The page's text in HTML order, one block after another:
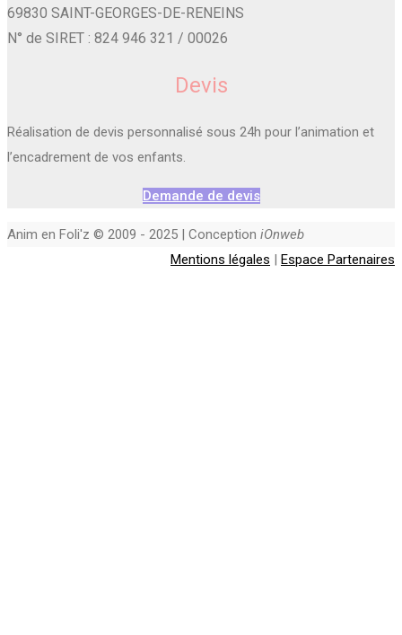
69830 SAINT-GEORGES-DE-RENEINS
N° de SIRET : 824 946 321 / 00026
Devis
Réalisation de devis personnalisé sous 24h pour l’animation et
l’encadrement de vos enfants.
Demande de devis
Anim en Foli'z © 2009 - 2025 | Conception iOnweb
Mentions légales | Espace Partenaires